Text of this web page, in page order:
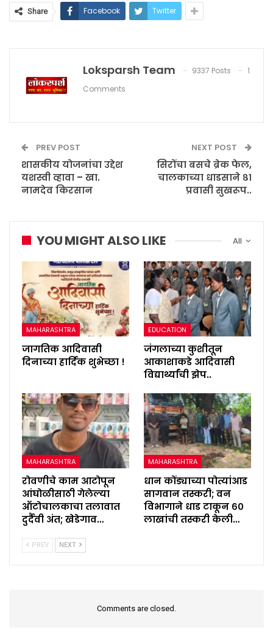
Share Facebook Twitter
Loksparsh Team 9337 Posts
1
Comments
PREV POST
शासकीय योजनांचा उद्देश
यशस्वी व्हावा – खा.
नामदेव किरसान
NEXT POST
सिरोंचा बसचे ब्रेक फेल,
चालकाच्या धाडसाने ८१
प्रवासी सुखरूप..
All
YOU MIGHT ALSO LIKE
MAHARASHTRA
जागतिक आदिवासी
दिनाच्या हार्दिक शुभेच्छा !
EDUCATION
जंगलाच्या कुशीतून
आकाशाकडे आदिवासी
विद्यार्थ्यांची झेप..
MAHARASHTRA
रोवणीचे काम आटोपून
आंघोळीसाठी गेलेल्या
ऑटोचालकाचा तलावात
दुर्दैवी अंत; खेडेगाव…
MAHARASHTRA
धान कोंड्याच्या पोत्यांआड
सागवान तस्करी; वन
विभागाने धाड टाकून ६०
लाखांची तस्करी केली…
PREV NEXT
Comments are closed.